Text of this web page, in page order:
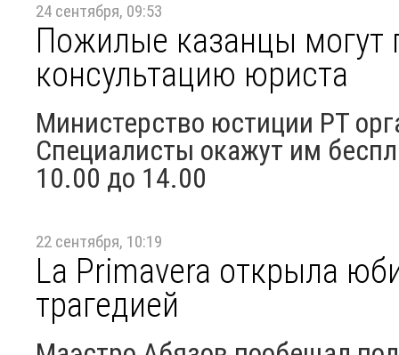
24 сентября, 09:53
Пожилые казанцы могут
консультацию юриста
Министерство юстиции РТ
Специалисты окажут им
10.00 до 14.00
22 сентября, 10:19
La Primavera открыла
трагедией